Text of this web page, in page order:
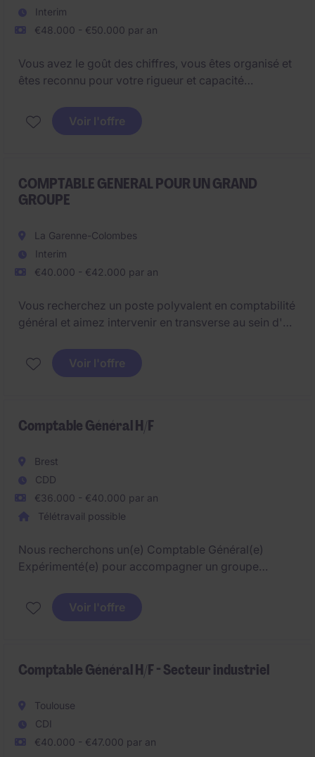
Interim
€48.000 - €50.000 par an
Vous avez le goût des chiffres, vous êtes organisé et
êtes reconnu pour votre rigueur et capacité
Alors n'hésitez pas et rejoignez notre client, un
Voir l'offre
COMPTABLE GENERAL POUR UN GRAND
GROUPE
La Garenne-Colombes
Interim
€40.000 - €42.000 par an
Vous recherchez un poste polyvalent en comptabilité
général et aimez intervenir en transverse au sein d'un
Vous maitrisez ou souhaitez maitriser les normes
Voir l'offre
Comptable Général H/F
Brest
CDD
€36.000 - €40.000 par an
Télétravail possible
Nous recherchons un(e) Comptable Général(e)
Expérimenté(e) pour accompagner un groupe
référent(e) technique, vous intervenez sur des sujets
riches mêlant comptabilité, fiscalité et flux intra-
Voir l'offre
Comptable Général H/F - Secteur industriel
Toulouse
CDI
€40.000 - €47.000 par an